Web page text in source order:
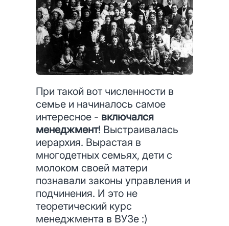
При такой вот численности в
семье и начиналось самое
интересное - включался
менеджмент! Выстраивалась
иерархия. Вырастая в
многодетных семьях, дети с
молоком своей матери
познавали законы управления и
подчинения. И это не
теоретический курс
менеджмента в ВУЗе :)